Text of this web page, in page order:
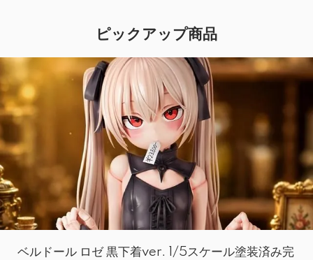
ピックアップ商品
ベルドール ロゼ 黒下着ver. 1/5スケール塗装済み完